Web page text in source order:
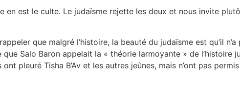
en est le culte. Le judaïsme rejette les deux et nous invite
que malgré l’histoire, la beauté du judaïsme est qu’il
Salo Baron appelait la « théorie larmoyante » de l’histoire
pleuré Tisha B’Av et les autres jeûnes, mais n’ont pas